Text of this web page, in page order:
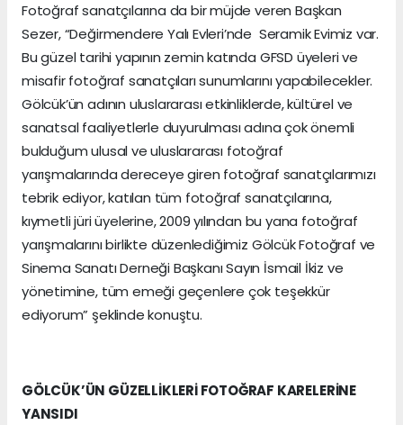
Fotoğraf sanatçılarına da bir müjde veren Başkan
Sezer, “Değirmendere Yalı Evleri’nde Seramik Evimiz var.
Bu güzel tarihi yapının zemin katında GFSD üyeleri ve
misafir fotoğraf sanatçıları sunumlarını yapabilecekler.
Gölcük’ün adının uluslararası etkinliklerde, kültürel ve
sanatsal faaliyetlerle duyurulması adına çok önemli
bulduğum ulusal ve uluslararası fotoğraf
yarışmalarında dereceye giren fotoğraf sanatçılarımızı
tebrik ediyor, katılan tüm fotoğraf sanatçılarına,
kıymetli jüri üyelerine, 2009 yılından bu yana fotoğraf
yarışmalarını birlikte düzenlediğimiz Gölcük Fotoğraf ve
Sinema Sanatı Derneği Başkanı Sayın İsmail İkiz ve
yönetimine, tüm emeği geçenlere çok teşekkür
ediyorum” şeklinde konuştu.
GÖLCÜK’ÜN GÜZELLİKLERİ FOTOĞRAF KARELERİNE
YANSIDI